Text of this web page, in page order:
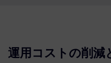
運用コストの削減